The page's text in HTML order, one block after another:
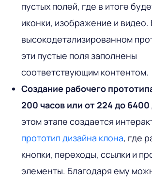
пустых полей, где в итоге
иконки, изображение и видео.
высокодетализированном
эти пустые поля заполнены
соответствующим контентом.
Создание рабочего
200 часов или от 224 до
этом этапе создается
прототип дизайна клона, где
кнопки, переходы, ссылки и
элементы. Благодаря ему